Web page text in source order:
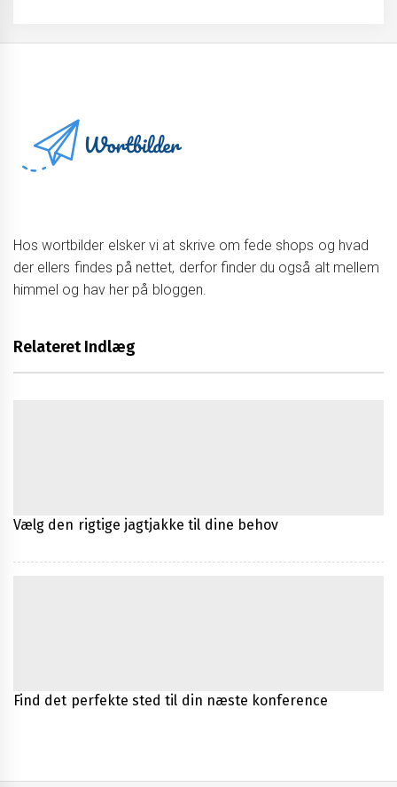
Hos wortbilder elsker vi at skrive om fede shops og hvad
der ellers findes på nettet, derfor finder du også alt mellem
himmel og hav her på bloggen.
Relateret Indlæg
Vælg den rigtige jagtjakke til dine behov
Find det perfekte sted til din næste konference